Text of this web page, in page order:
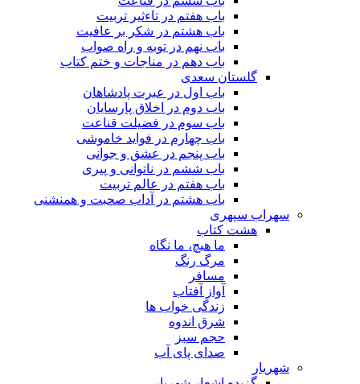
باب هفتم در تاءثیر تربیت
باب هشتم در شکر بر عافیت
باب نهم در توبه و راه صواب
باب دهم در مناجات و ختم کتاب
گلستان سعدی
باب اول در عبرت پادشاهان
باب دوم در اخلاق پارسایان
باب سوم در فضیلت قناعت
باب چهارم در فواید خاموشى
باب پنجم در عشق و جوانى
باب ششم در ناتوانى و پیرى
باب هفتم در عالم تربیت
باب هشتم در آداب صحبت و همنشنى
سهراب سپهری
هشت کتاب
ما هیچ، ما نگاه
مرگ رنگ
مسافر
آواز آفتاب
زندگی خواب ها
شرق اندوه
حجم سبز
صدای پای آب
شهریار